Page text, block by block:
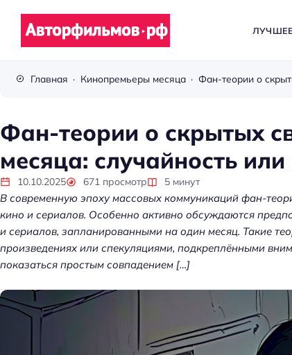
о
к
и
н
о
ЛУЧШЕЕ
Главная Кинопремьеры месяца
Фан-теории о скрытых
месяца: случайность
10.10.2025 671 просмотр 5 минут
В современную эпоху массовых коммуникаций фан-
кино и сериалов. Особенно активно обсуждаются
и сериалов, запланированными на один месяц. Такие
произведениях или спекуляциями, подкреплёнными
показаться простым совпадением […]
кластерами
цифровым
стабильнее